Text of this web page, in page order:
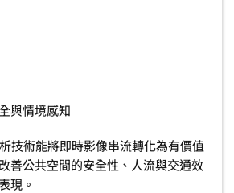
與情境感知
技術能將即時影像串流轉化為有價值
善公共空間的安全性、人流與交通效
現。